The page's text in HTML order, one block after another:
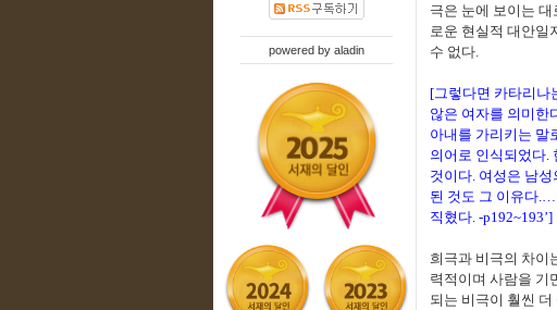
powered by aladin
극은 눈에 보이는
로운 현실적 대안일
수 없다.
[그렇다면 카타리나
않은 여자를 의미한
아내를 가리키는 말
의어로 인식되었다.
것이다. 여성은 남
된 것도 그 이유다.…
직혔다. -p192~193’]
희극과 비극의 차이
력적이며 사람을 기
되는 비극이 훨씬